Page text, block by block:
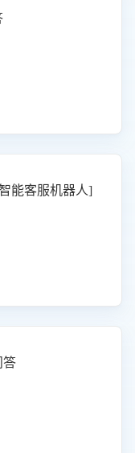
能客服机器人]
答